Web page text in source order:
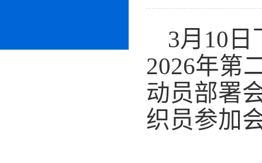
3月 10
2026年第
动员部署
织员参加